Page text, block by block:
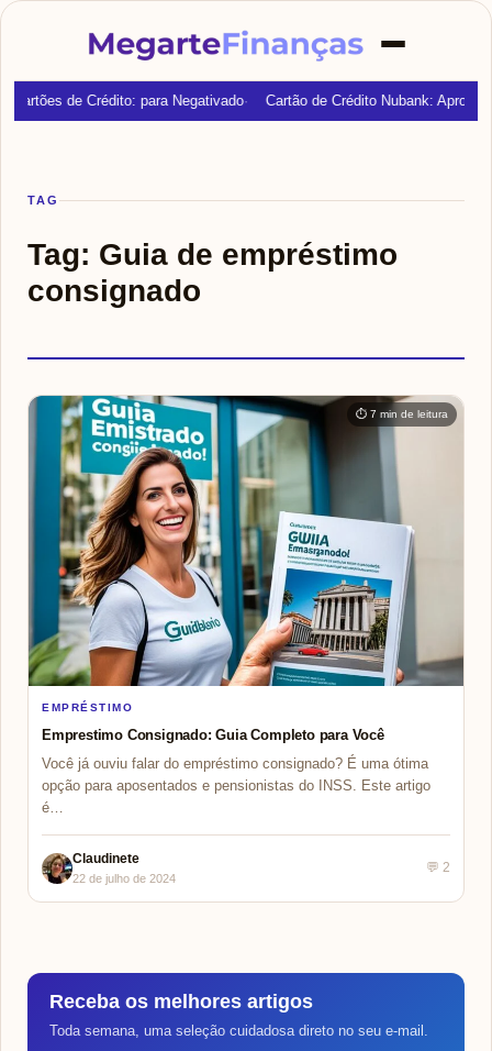
Cartões de Crédito: para Negativado Cartão de Crédito Nubank:
TAG
Tag: Guia de empréstimo
consignado
⏱ 7 min de leitura
EMPRÉSTIMO
Emprestimo Consignado: Guia Completo para Você
Você já ouviu falar do empréstimo consignado? É uma ótima
opção para aposentados e pensionistas do INSS. Este artigo
é…
Claudinete
22 de julho de 2024
💬 2
Receba os melhores artigos
Toda semana, uma seleção cuidadosa direto no seu e-mail.